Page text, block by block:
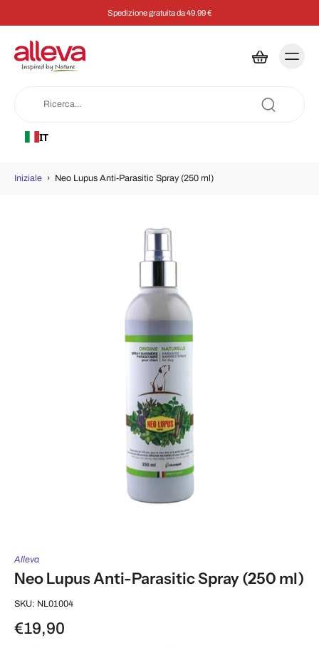
Spedizione gratuita da 49.99 €
IT
Iniziale › Neo Lupus Anti-Parasitic Spray (250 ml)
Alleva
Neo Lupus Anti-Parasitic Spray (250 ml)
SKU: NL01004
€19,90